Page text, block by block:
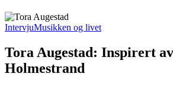
IntervjuMusikken og livet
Tora Augestad: Inspirert
Holmestrand